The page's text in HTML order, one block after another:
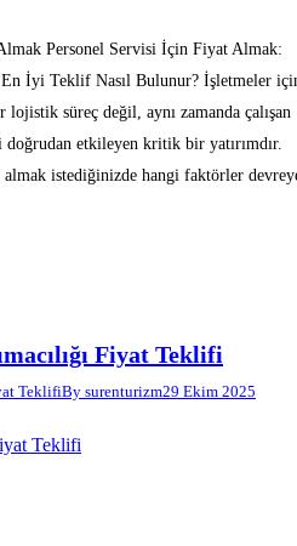
Personel Servisi İçin Fiyat Almak:
En İyi Teklif Nasıl Bulunur? İşletmeler
lojistik süreç değil, aynı zamanda çalışan
etkileyen kritik bir yatırımdır.
istediğinizde hangi faktörler
Fiyat Teklifi
TeklifiBy surenturizm29 Ekim 2025
Teklifi